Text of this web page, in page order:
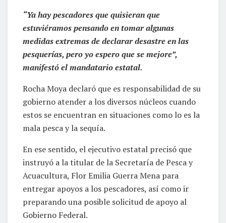
“Ya hay pescadores que quisieran que
estuviéramos pensando en tomar algunas
medidas extremas de declarar desastre en las
pesquerías, pero yo espero que se mejore”,
manifestó el mandatario estatal.
Rocha Moya declaró que es responsabilidad de su
gobierno atender a los diversos núcleos cuando
estos se encuentran en situaciones como lo es la
mala pesca y la sequía.
En ese sentido, el ejecutivo estatal precisó que
instruyó a la titular de la Secretaría de Pesca y
Acuacultura, Flor Emilia Guerra Mena para
entregar apoyos a los pescadores, así como ir
preparando una posible solicitud de apoyo al
Gobierno Federal.